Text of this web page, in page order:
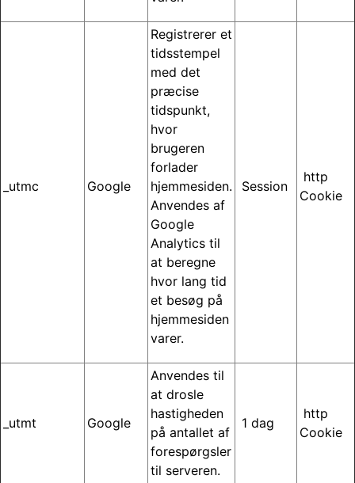
_utmc Google
Registrerer et
tidsstempel
med det
præcise
tidspunkt,
hvor
brugeren
forlader
hjemmesiden.
Anvendes af
Google
Analytics til
at beregne
hvor lang tid
et besøg på
hjemmesiden
varer.
Session
http
Cookie
_utmt Google
Anvendes til
at drosle
hastigheden
på antallet af
forespørgsler
til serveren.
1 dag
http
Cookie